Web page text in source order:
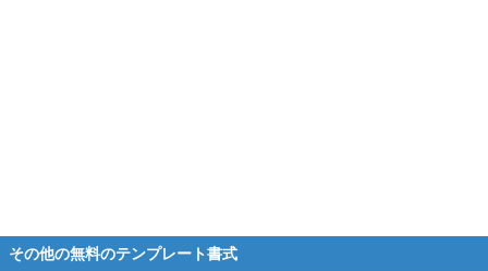
その他の無料のテンプレート書式